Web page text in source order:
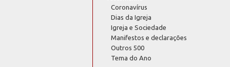
Coronavírus
Dias da Igreja
Igreja e Sociedade
Manifestos e declarações
Outros 500
Tema do Ano